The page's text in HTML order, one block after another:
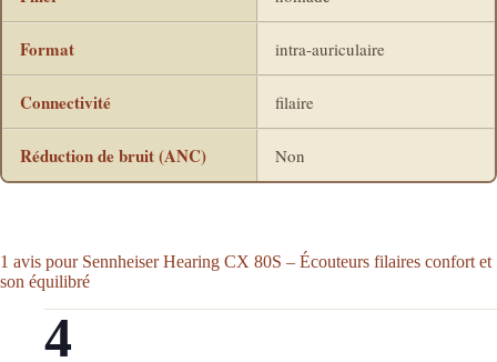
Format intra-auriculaire
Connectivité filaire
Réduction de bruit (ANC) Non
1 avis pour Sennheiser Hearing CX 80S – Écouteurs filaires confort et
son équilibré
4